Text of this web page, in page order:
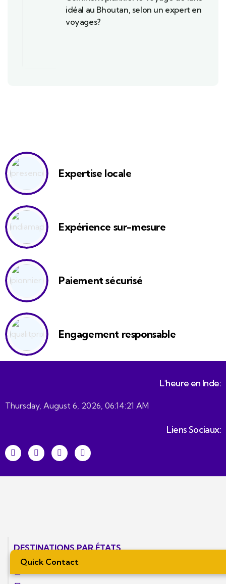
idéal au Bhoutan, selon un expert en
voyages?
Expertise locale
Expérience sur-mesure
Paiement sécurisé
Engagement responsable
L'heure en Inde:
Thursday, August 6, 2026, 06:14:22 AM
Liens Sociaux:
DESTINATIONS PAR ÉTATS
Quick Contact